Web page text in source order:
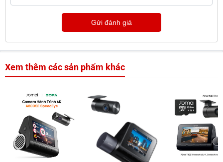
Gửi đánh giá
Xem thêm các sản phẩm khác